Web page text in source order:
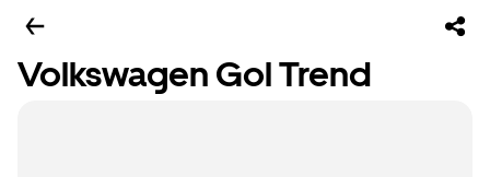
Volkswagen Gol Trend